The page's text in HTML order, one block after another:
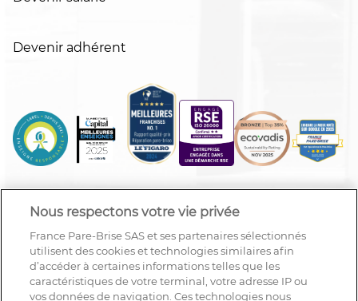
Devenir adhérent
Nous respectons votre vie privée
France Pare-Brise SAS et ses partenaires sélectionnés
utilisent des cookies et technologies similaires afin
d’accéder à certaines informations telles que les
caractéristiques de votre terminal, votre adresse IP ou
vos données de navigation. Ces technologies nous